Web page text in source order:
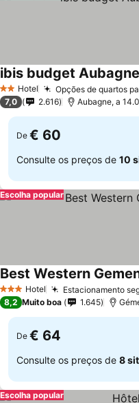
2 Estrelas
Hotel Opções de quartos
ibis budget
7,0 2.616 Aubagne, a
De € 60
Consulte os preços de 10
Escolha popular
3 EstrelasHotel Estacionamento
Best Western
8,2 Muito boa 1.645
De € 64
Consulte os preços de 8
Escolha popular